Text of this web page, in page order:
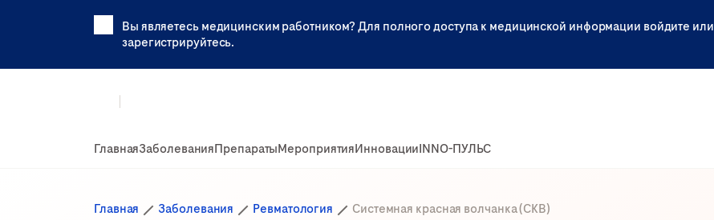
Вы являетесь медицинским работником? Для полного доступа к медицинской информации войдите или
зарегистрируйтесь.
ГлавнаяЗаболеванияПрепаратыМероприятияИнновацииINNO-ПУЛЬС
Главная Заболевания Ревматология Системная красная волчанка (СКВ)